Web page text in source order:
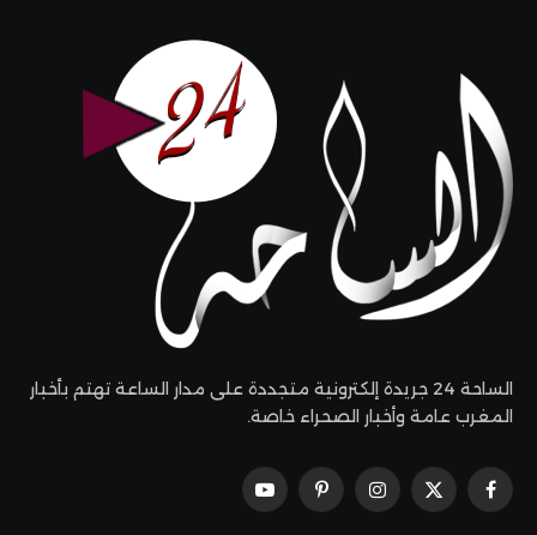
الساحة 24 جريدة إلكترونية متجددة على مدار الساعة تهتم بأخبار
المغرب عامة وأخبار الصحراء خاصة.
فيسبوك
X
الانستغرامبينتيريستيوتيوب